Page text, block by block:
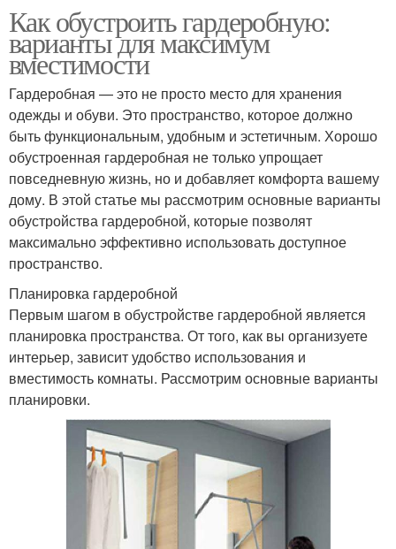
Как обустроить гардеробную:
варианты для максимум
вместимости
Гардеробная — это не просто место для хранения
одежды и обуви. Это пространство, которое должно
быть функциональным, удобным и эстетичным. Хорошо
обустроенная гардеробная не только упрощает
повседневную жизнь, но и добавляет комфорта вашему
дому. В этой статье мы рассмотрим основные варианты
обустройства гардеробной, которые позволят
максимально эффективно использовать доступное
пространство.
Планировка гардеробной
Первым шагом в обустройстве гардеробной является
планировка пространства. От того, как вы организуете
интерьер, зависит удобство использования и
вместимость комнаты. Рассмотрим основные варианты
планировки.